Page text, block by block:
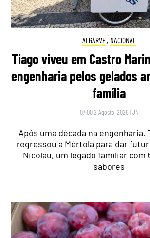
ALGARVE, NACIONAL
Tiago viveu em Castro
engenharia pelos gelados
família
07:00 2 Agosto, 2026 |JN
Após uma década na engenharia,
regressou a Mértola para dar
Nicolau, um legado familiar com
sabores